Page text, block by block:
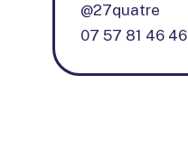
@27quatre
07 57 81 46 46